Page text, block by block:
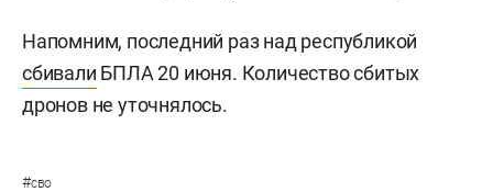
Напомним, последний раз над республикой
сбивали БПЛА 20 июня. Количество сбитых
дронов не уточнялось.
#сво